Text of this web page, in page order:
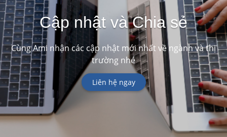
Cập nhật và Chia sẻ
Cùng Ami nhận các cập nhật mới nhất về ngành và thị
trường nhé
Liên hệ ngay